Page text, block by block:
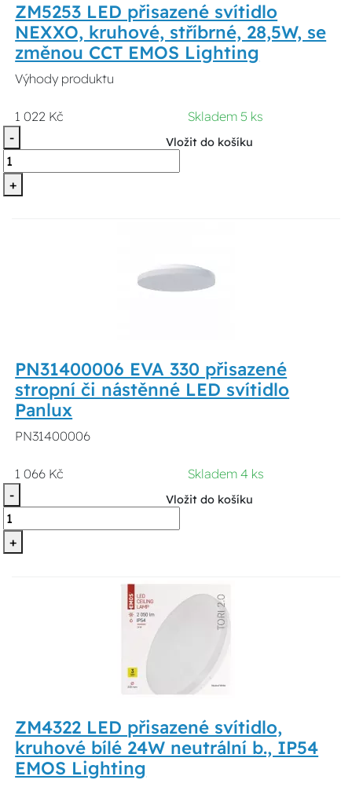
ZM5253 LED přisazené svítidlo
NEXXO, kruhové, stříbrné, 28,5W, se
změnou CCT EMOS Lighting
Výhody produktu
1 022 Kč
Skladem 5 ks
-
+
Vložit do košíku
PN31400006 EVA 330 přisazené
stropní či nástěnné LED svítidlo
Panlux
PN31400006
1 066 Kč
Skladem 4 ks
-
+
Vložit do košíku
ZM4322 LED přisazené svítidlo,
kruhové bílé 24W neutrální b., IP54
EMOS Lighting